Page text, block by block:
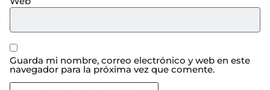
Guarda mi nombre, correo electrónico y web en este
navegador para la próxima vez que comente.